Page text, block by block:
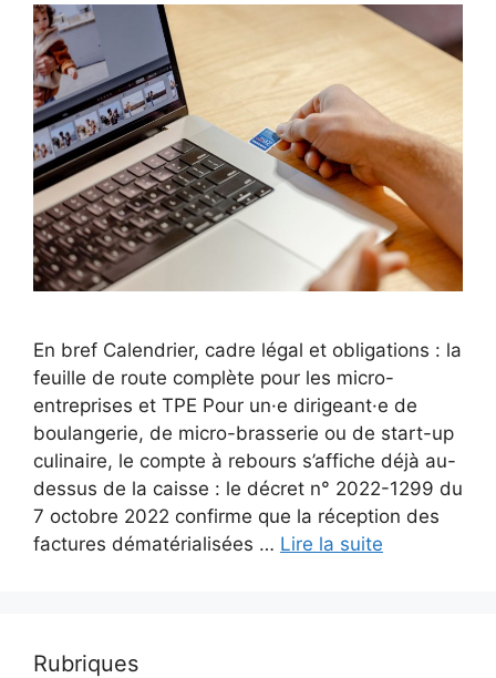
En bref Calendrier, cadre légal et obligations : la
feuille de route complète pour les micro-
entreprises et TPE Pour un·e dirigeant·e de
boulangerie, de micro-brasserie ou de start-up
culinaire, le compte à rebours s’affiche déjà au-
dessus de la caisse : le décret n° 2022-1299 du
7 octobre 2022 confirme que la réception des
factures dématérialisées … Lire la suite
Rubriques